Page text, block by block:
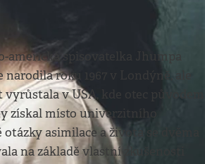
americká spisovatelka Jhumpa
narodila roku 1967 v Londýně, ale
v USA, kde otec původem
získal místo univerzitního
asimilace a života se dvěma
na základě vlastní zkušenosti